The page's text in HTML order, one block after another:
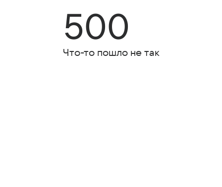
500
Что-то пошло не так